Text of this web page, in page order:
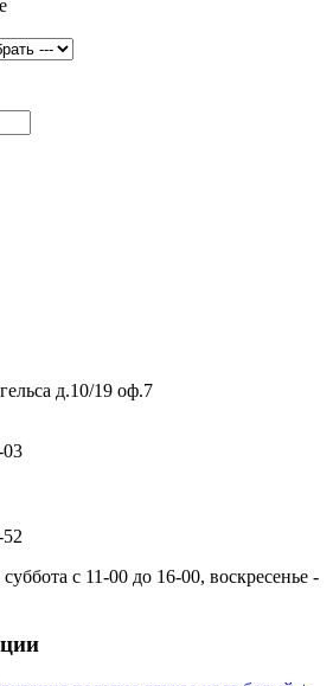
д.10/19 оф.7
с 11-00 до 16-00, воскресенье -